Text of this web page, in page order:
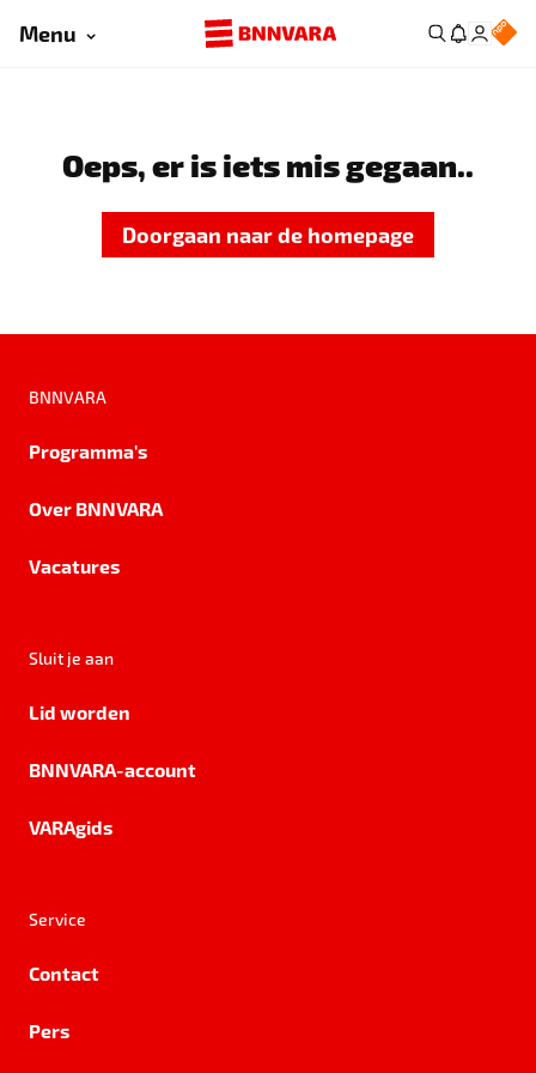
Menu
Oeps, er is iets mis gegaan..
Doorgaan naar de homepage
BNNVARA
Programma's
Over BNNVARA
Vacatures
Sluit je aan
Lid worden
BNNVARA-account
VARAgids
Service
Contact
Pers